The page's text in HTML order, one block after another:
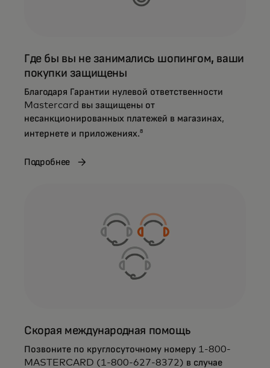
Где бы вы не занимались шопингом, ваши
покупки защищены
Благодаря Гарантии нулевой ответственности
Mastercard вы защищены от
несанкционированных платежей в магазинах,
интернете и приложениях.8
Подробнее
Скорая международная помощь
Позвоните по круглосуточному номеру 1-800-
MASTERCARD (1-800-627-8372) в случае